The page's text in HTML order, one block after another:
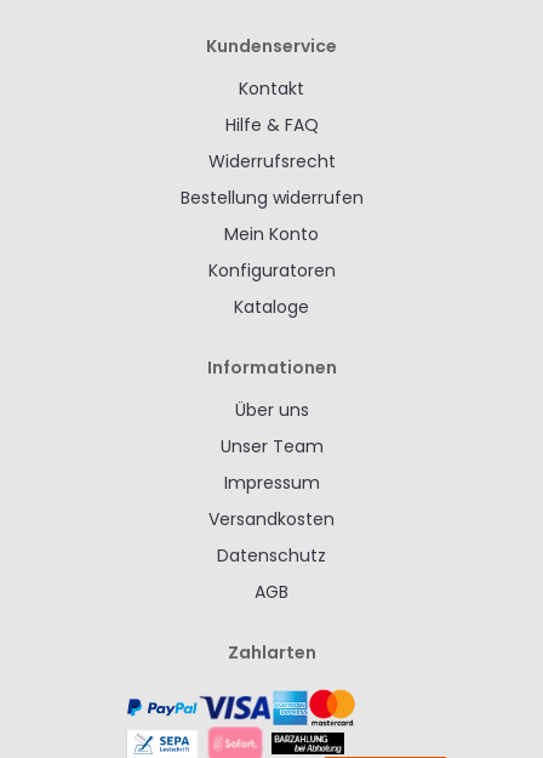
Kundenservice
Kontakt
Hilfe & FAQ
Widerrufsrecht
Bestellung widerrufen
Mein Konto
Konfiguratoren
Kataloge
Informationen
Über uns
Unser Team
Impressum
Versandkosten
Datenschutz
AGB
Zahlarten